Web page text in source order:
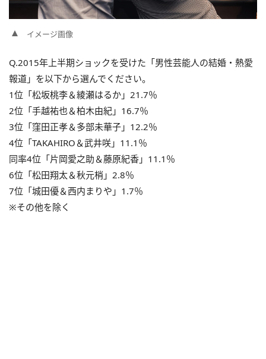
イメージ画像
Q.2015年上半期ショックを受けた「男性芸能人の結婚・熱愛
報道」を以下から選んでください。
1位「松坂桃李＆綾瀬はるか」21.7％
2位「手越祐也＆柏木由紀」16.7％
3位「窪田正孝＆多部未華子」12.2％
4位「TAKAHIRO＆武井咲」11.1％
同率4位「片岡愛之助＆藤原紀香」11.1％
6位「松田翔太＆秋元梢」2.8％
7位「城田優＆西内まりや」1.7％
※その他を除く